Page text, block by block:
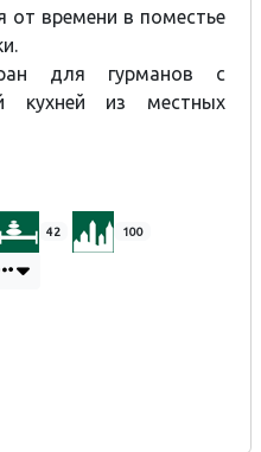
от времени в поместье
для гурманов с
кухней из местных
42 100